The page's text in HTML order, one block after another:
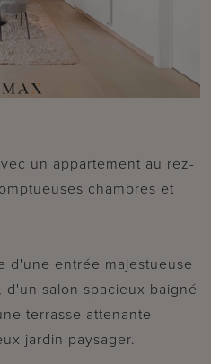
un appartement au rez-
chambres et
d'une entrée majestueuse
salon spacieux baigné
terrasse attenante
jardin paysager.